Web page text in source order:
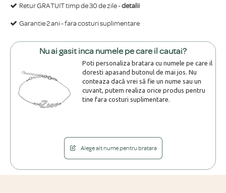
Retur GRATUIT timp de 30 de zile -detalii
Garantie 2 ani - fara costuri suplimentare
Nu ai gasit inca numele pe care il cautai?
Poti personaliza bratara cu numele pe care il
doresti apasand butonul de mai jos. Nu
conteaza dacă vrei să fie un nume sau un
cuvant, putem realiza orice produs pentru
tine fara costuri suplimentare.
Alege alt nume pentru bratara